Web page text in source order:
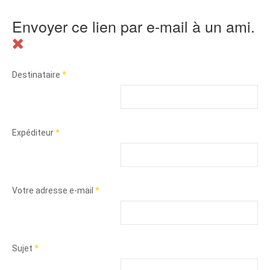
Envoyer ce lien par e-mail à un ami.
Destinataire *
Expéditeur*
Votre adresse e-mail *
Sujet *